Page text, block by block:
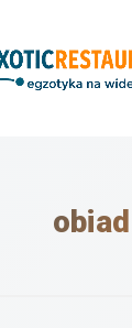
obiad